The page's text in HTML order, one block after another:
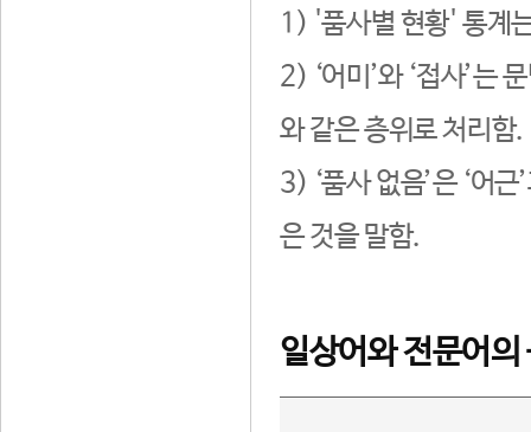
1) '품사별 현황' 통계
2) ‘어미’와 ‘접사’는
와 같은 층위로 처리함.
3) ‘품사 없음’은 ‘어
은 것을 말함.
일상어와 전문어의